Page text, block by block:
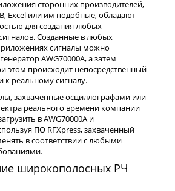
сторонних производителей,
Excel или им подобные, обладают
для создания любых
Созданные в любых
сигналы можно
AWG70000A, а затем
этом происходит непосредственный
к реальному сигналу.
захваченные осциллографами или
реального времени компании
в AWG70000A и
ПО RFXpress, захваченный
в соответствии с любыми
широкополосных РЧ